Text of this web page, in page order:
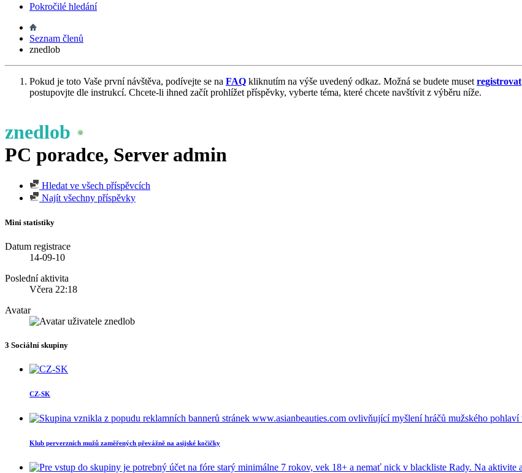
Pokročilé hledání
Seznam členů
znedlob
Pokud je toto Vaše první návštěva, podívejte se na FAQ kliknutím na výše uvedený odkaz. Možná se budete muset registrovat
postupovjte dle instrukcí. Chcete-li ihned začít prohlížet příspěvky, vyberte téma, které chcete navštívit z výběru níže.
znedlob
PC poradce, Server admin
Hledat ve všech příspěvcích
Najít všechny příspěvky
Mini statistiky
Datum registrace
14-09-10
Poslední aktivita
Včera 22:18
Avatar
3 Sociální skupiny
CZ-SK
Klub perverzních mužů zaměřených převážně na asijské kočičky